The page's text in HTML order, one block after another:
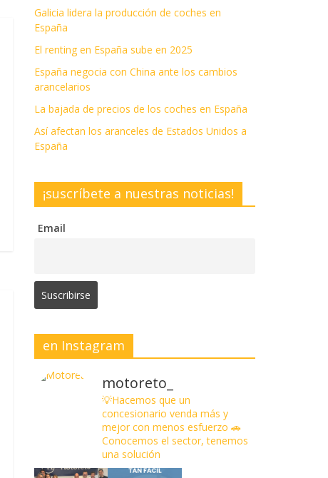
Galicia lidera la producción de coches en
España
El renting en España sube en 2025
España negocia con China ante los cambios
arancelarios
La bajada de precios de los coches en España
Así afectan los aranceles de Estados Unidos a
España
¡suscríbete a nuestras noticias!
Email
en Instagram
motoreto_
💡Hacemos que un
concesionario venda más y
mejor con menos esfuerzo 🚗
Conocemos el sector, tenemos
una solución